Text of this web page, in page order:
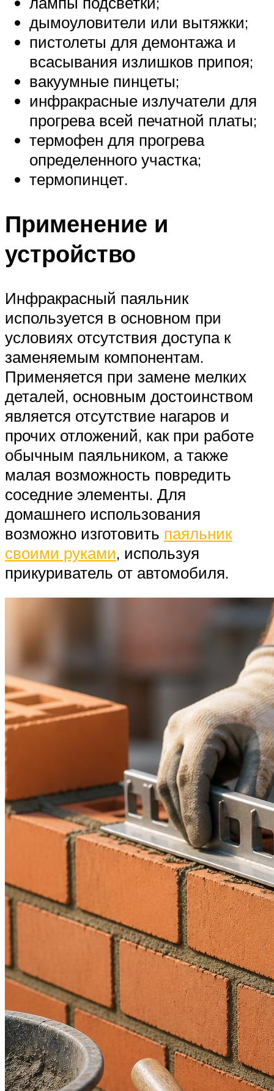
дымоуловители или вытяжки;
пистолеты для демонтажа и
всасывания излишков припоя;
вакуумные пинцеты;
инфракрасные излучатели для
прогрева всей печатной платы;
термофен для прогрева
определенного участка;
термопинцет.
Применение и
устройство
Инфракрасный паяльник
используется в основном при
условиях отсутствия доступа к
заменяемым компонентам.
Применяется при замене мелких
деталей, основным достоинством
является отсутствие нагаров и
прочих отложений, как при работе
обычным паяльником, а также
малая возможность повредить
соседние элементы. Для
домашнего использования
возможно изготовить паяльник
своими руками, используя
прикуриватель от автомобиля.